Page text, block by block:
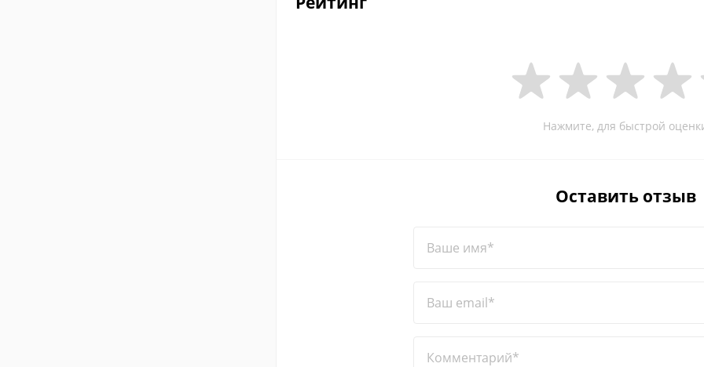
Нажмите, для быстрой
Оставить отзыв
Ваше имя*
Ваш email*
Комментарий*